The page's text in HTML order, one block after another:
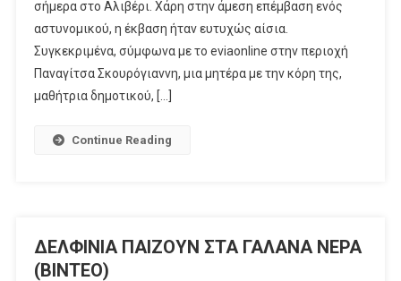
σήμερα στο Αλιβέρι. Χάρη στην άμεση επέμβαση ενός
αστυνομικού, η έκβαση ήταν ευτυχώς αίσια.
Συγκεκριμένα, σύμφωνα με το eviaonline στην περιοχή
Παναγίτσα Σκουρόγιαννη, μια μητέρα με την κόρη της,
μαθήτρια δημοτικού, […]
Continue Reading
ΔΕΛΦΙΝΙΑ ΠΑΙΖΟΥΝ ΣΤΑ ΓΑΛΑΝΑ ΝΕΡΑ
(ΒΙΝΤΕΟ)